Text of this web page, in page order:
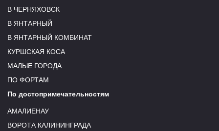
В ЧЕРНЯХОВСК
В ЯНТАРНЫЙ
В ЯНТАРНЫЙ КОМБИНАТ
КУРШСКАЯ КОСА
МАЛЫЕ ГОРОДА
ПО ФОРТАМ
По достопримечательностям
АМАЛИЕНАУ
ВОРОТА КАЛИНИНГРАДА